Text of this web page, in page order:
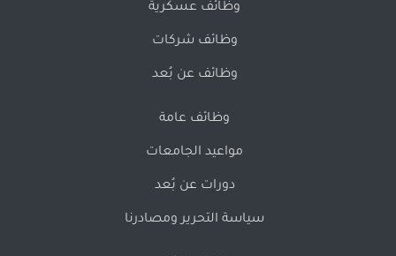
وظائف عسكرية
وظائف شركات
وظائف عن بُعد
وظائف عامة
مواعيد الجامعات
دورات عن بُعد
سياسة التحرير ومصادرنا